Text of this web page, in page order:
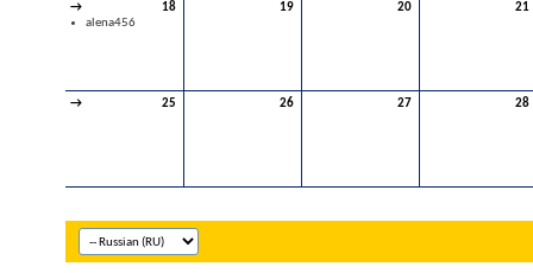
→
18
alena456
19 20 21
→ 25 26 27 28